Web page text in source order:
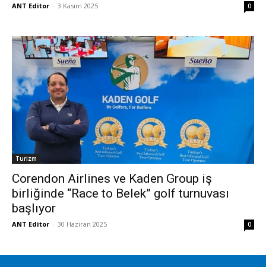
ANT Editor - 3 Kasım 2025 0
Turizm
Corendon Airlines ve Kaden Group iş
birliğinde “Race to Belek” golf turnuvası
başlıyor
ANT Editor - 30 Haziran 2025 0